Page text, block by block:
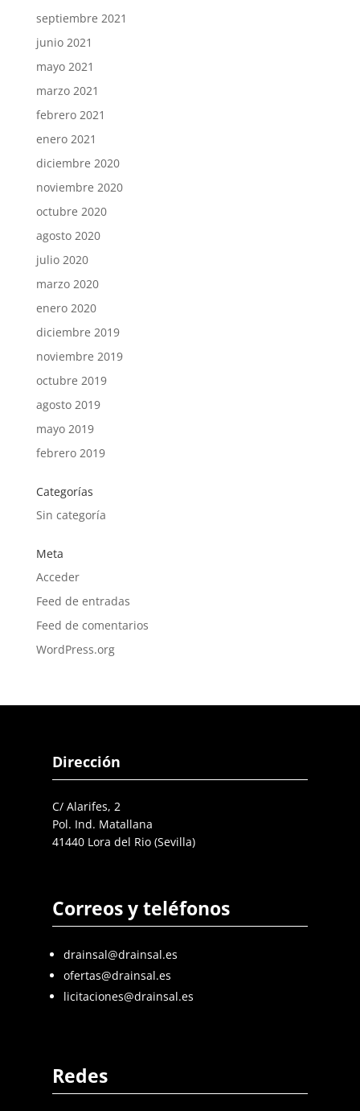
septiembre 2021
junio 2021
mayo 2021
marzo 2021
febrero 2021
enero 2021
diciembre 2020
noviembre 2020
octubre 2020
agosto 2020
julio 2020
marzo 2020
enero 2020
diciembre 2019
noviembre 2019
octubre 2019
agosto 2019
mayo 2019
febrero 2019
Categorías
Sin categoría
Meta
Acceder
Feed de entradas
Feed de comentarios
WordPress.org
Dirección
C/ Alarifes, 2
Pol. Ind. Matallana
41440 Lora del Rio (Sevilla)
Correos y teléfonos
drainsal@drainsal.es
ofertas@drainsal.es
licitaciones@drainsal.es
Redes